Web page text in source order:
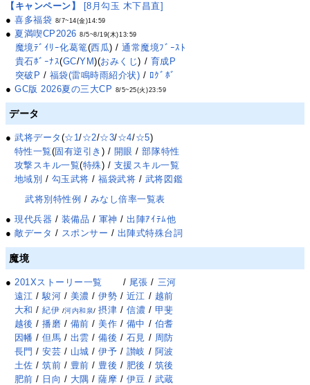
【キャンペーン】
[8月勾玉 木下昌直]
●喜多福袋 8/7~14(金)14:59
● 夏満喫CP2026 8/5~8/19(木)13:59
魔境ﾃﾞｲﾘｰ化葛篭(西瓜) /通常魔境ﾌﾞｰｽﾄ
貴石ﾎﾞｰﾅｽ(GC/YM)(おみくじ) / 育成P
突破P / 福袋(雷鳴時雨紹介状) / ﾛｸﾞﾎﾞ
●GC版 2026夏の三大CP 8/5~25(火)23:59
データ
●武将データ (☆1/☆2/☆3/☆4/☆5)
特性一覧(固有逆引き ) / 開眼 /部隊特性
攻撃スキル一覧(特殊) / 支援スキル一覧
地域別 / 勾玉武将 /福袋武将 / 武将図鑑
武将別特性例 / みなし倍率一覧表
●現代兵器 / 装備品 / 軍神 /出陣ｱｲﾃﾑ他
●敵データ / スポンサー / 出陣式特殊台詞
魔境
● 201Xストーリー一覧 / 尾張 / 三河
遠江 /駿河 / 美濃 /伊勢 / 近江 / 越前
大和 /紀伊 /河内和泉/摂津 / 信濃 / 甲斐
越後 /播磨 / 備前 /美作 / 備中 / 伯耆
因幡 /但馬 / 出雲 /備後 / 石見 / 周防
長門 /安芸 / 山城 /伊予 / 讃岐 / 阿波
土佐 /筑前 / 豊前 / 豊後 / 肥後 / 筑後
肥前 / 日向 / 大隅 /薩摩 / 伊豆 / 武蔵